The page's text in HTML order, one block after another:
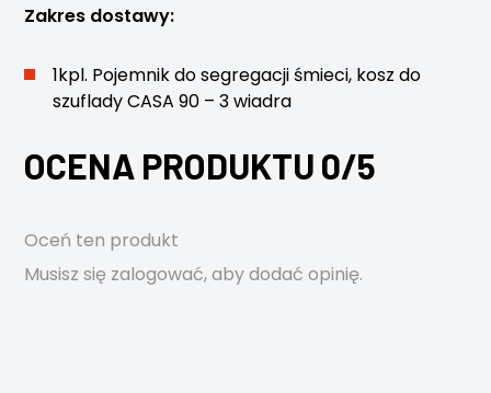
Zakres dostawy:
1kpl. Pojemnik do segregacji śmieci, kosz do
szuflady CASA 90 – 3 wiadra
OCENA PRODUKTU 0/5
Oceń ten produkt
Musisz się zalogować, aby dodać opinię.